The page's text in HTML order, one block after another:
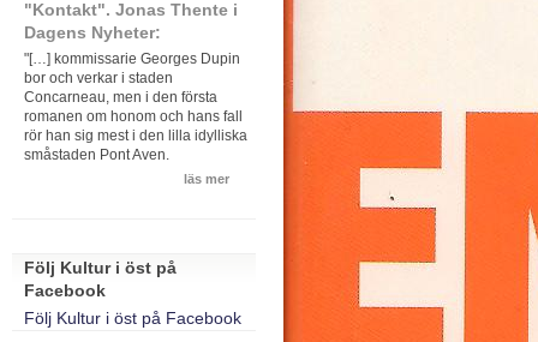
"Kontakt". Jonas Thente i
Dagens Nyheter:
"[…] kommissarie Georges Dupin
bor och verkar i staden
Concarneau, men i den första
romanen om honom och hans fall
rör han sig mest i den lilla idylliska
småstaden Pont Aven.
läs mer
Följ Kultur i öst på
Facebook
Följ Kultur i öst på Facebook